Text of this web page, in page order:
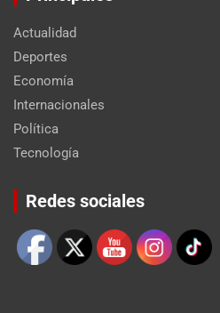
Actualidad
Deportes
Economía
Internacionales
Política
Tecnología
Redes sociales